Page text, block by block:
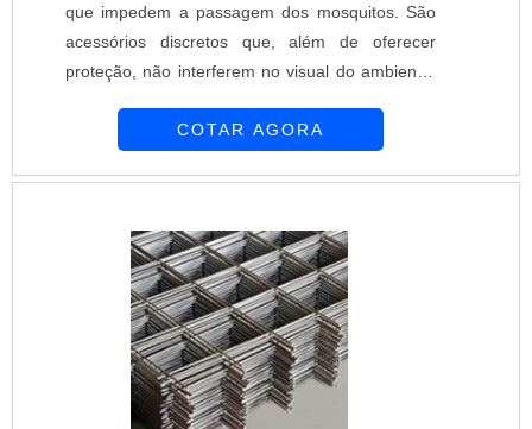
que impedem a passagem dos mosquitos. São
acessórios discretos que, além de oferecer
proteção, não interferem no visual do ambiente.
importante conciliar a proteção das telas para
Proteção se estabeleceu no mercado. Ocupa
COTAR AGORA